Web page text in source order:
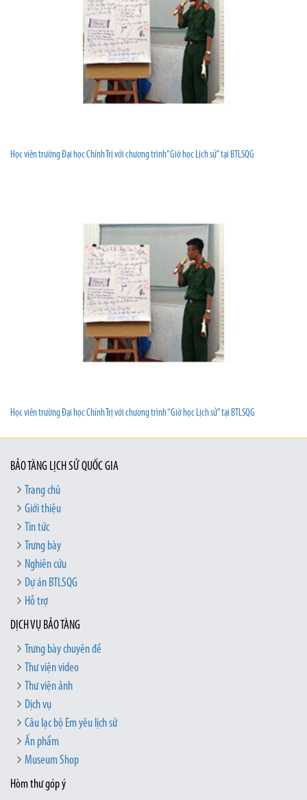
Học viên trường Đại học Chính Trị với chương trình“Giờ học Lịch sử” tại BTLSQG
Học viên trường Đại học Chính Trị với chương trình “Giờ học Lịch sử” tại BTLSQG
BẢO TÀNG LỊCH SỬ QUỐC GIA
Trang chủ
Giới thiệu
Tin tức
Trưng bày
Nghiên cứu
Dự án BTLSQG
Hỗ trợ
DỊCH VỤ BẢO TÀNG
Trưng bày chuyên đề
Thư viện video
Thư viện ảnh
Dịch vụ
Câu lạc bộ Em yêu lịch sử
Ấn phẩm
Museum Shop
Hòm thư góp ý